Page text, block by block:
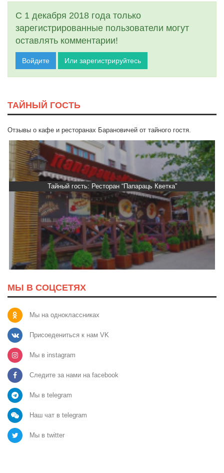
С 1 декабря 2018 года только
зарегистрированные пользователи могут
оставлять комментарии!
Войдите Или зарегистрируйтесь
ТАЙНЫЙ ГОСТЬ
Отзывы о кафе и ресторанах Барановичей от тайного гостя.
Тайный гость: Ресторан “Папараць Кветка”
МЫ В СОЦСЕТЯХ
Мы на одноклассниках
Присоедениться к нам VK
Мы в instagram
Следите за нами на facebook
Мы в telegram
Наш чат в telegram
Мы в twitter